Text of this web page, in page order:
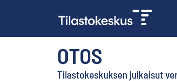
OTOS
Tilastokeskuksen julkaisut